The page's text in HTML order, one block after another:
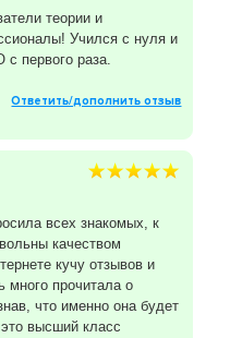
теории и
Учился с нуля и
первого раза.
Ответить/дополнить отзыв
всех знакомых, к
качеством
кучу отзывов и
прочитала о
что именно она будет
высший класс